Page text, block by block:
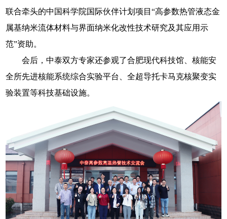
联合牵头的中国科学院国际伙伴计划项目“高参数热管液态金
属基纳米流体材料与界面纳米化改性技术研究及其应用示
范”资助。
会后，中泰双方专家还参观了合肥现代科技馆、核能安
全所先进核能系统综合实验平台、全超导托卡马克核聚变实
验装置等科技基础设施。